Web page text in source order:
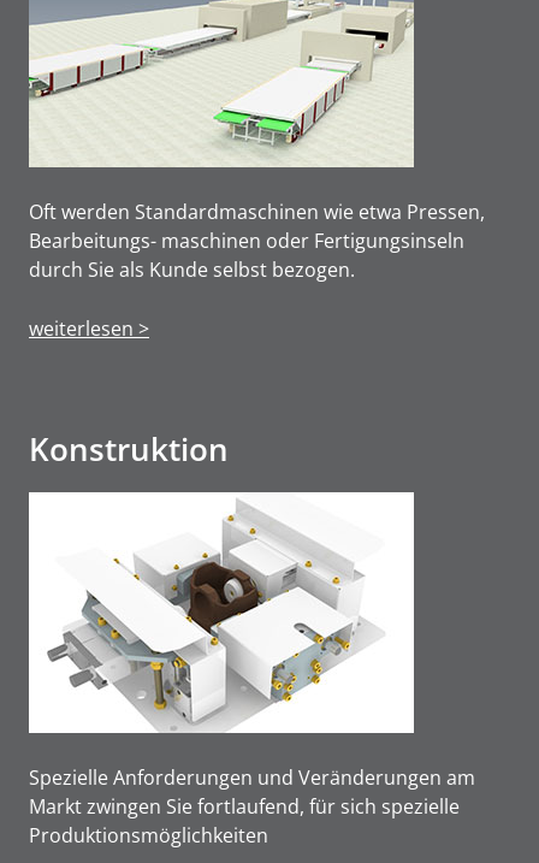
Oft werden Standardmaschinen wie etwa Pressen,
Bearbeitungs- maschinen oder Fertigungsinseln
durch Sie als Kunde selbst bezogen.
weiterlesen >
Konstruktion
Spezielle Anforderungen und Veränderungen am
Markt zwingen Sie fortlaufend, für sich spezielle
Produktions­möglichkeiten